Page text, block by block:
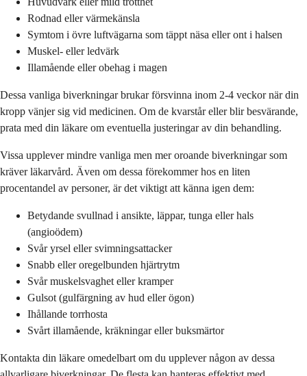
Rodnad eller värmekänsla
Symtom i övre luftvägarna som täppt näsa eller ont i halsen
Muskel- eller ledvärk
Illamående eller obehag i magen
Dessa vanliga biverkningar brukar försvinna inom 2-4 veckor när din
kropp vänjer sig vid medicinen. Om de kvarstår eller blir besvärande,
prata med din läkare om eventuella justeringar av din behandling.
Vissa upplever mindre vanliga men mer oroande biverkningar som
kräver läkarvård. Även om dessa förekommer hos en liten
procentandel av personer, är det viktigt att känna igen dem:
Betydande svullnad i ansikte, läppar, tunga eller hals
(angioödem)
Svår yrsel eller svimningsattacker
Snabb eller oregelbunden hjärtrytm
Svår muskelsvaghet eller kramper
Gulsot (gulfärgning av hud eller ögon)
Ihållande torrhosta
Svårt illamående, kräkningar eller buksmärtor
Kontakta din läkare omedelbart om du upplever någon av dessa